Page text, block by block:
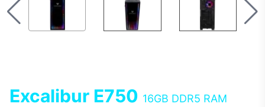
Excalibur E750 16GB DDR5 RAM